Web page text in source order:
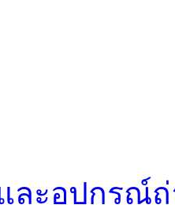
ละอุปกรณ์